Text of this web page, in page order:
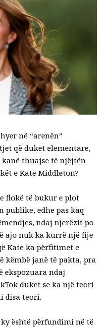
në “arenën”
që duket elementare,
thuajse të njëjtën
e Kate Middleton?
flokë të bukur e plot
publike, edhe pas kaq
ndaj njerëzit po
ajo nuk ka kurrë një fije
Kate ka përfitimet e
këmbë janë të pakta, pra
ekspozuara ndaj
duket se ka një teori
disa teori.
është përfundimi në të